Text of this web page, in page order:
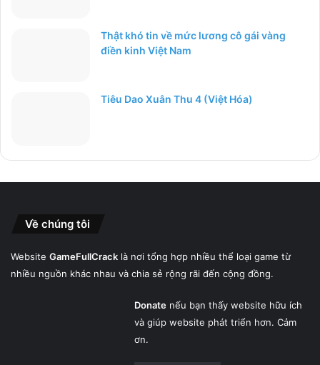
Thật khó tin về mức lương cô gái vàng
điền kinh Việt Nam
Tiêu Dao Xuân Thu 4 (Việt Hóa)
Về chúng tôi
Website GameFullCrack là nơi tổng hợp nhiều thể loại game từ
nhiều nguồn khác nhau và chia sẻ rộng rãi đến cộng đồng.
Donatenếu bạn thấy website hữu ích
và giúp website phát triển hơn. Cảm
ơn.